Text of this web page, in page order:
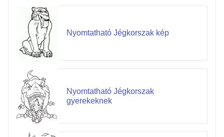
Nyomtatható Jégkorszak kép
Nyomtatható Jégkorszak
gyerekeknek